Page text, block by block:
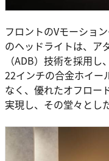
フロントのVモーショ
のヘッドライトは、ア
（ADB）技術を採用し
22インチの合金ホイー
なく、優れたオフロー
実現し、その堂々とし